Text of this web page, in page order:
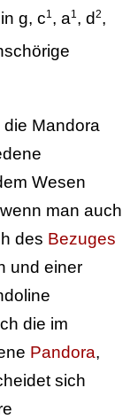
g, c1, a1, d 2,
Mandora
Wesen
man auch
des Bezuges
und einer
die im
Pandora,
sich